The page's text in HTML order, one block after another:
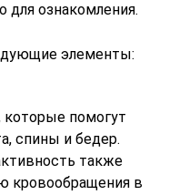
для ознакомления.
элементы:
которые помогут
спины и бедер.
также
кровообращения в